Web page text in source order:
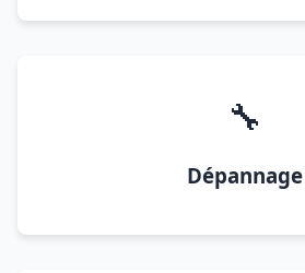
🔧
Dépannage